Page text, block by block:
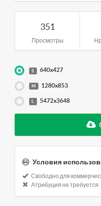
351
Просмотры
S 640x427
M 1280x853
L 5472x3648
Условия
Свободно для
Атрибуция не требуется